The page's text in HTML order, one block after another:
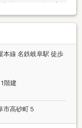
収納スペース有り◆
戸、リネン庫有り◆
)【2026年9月リフォ
チン・ユニットバ
床暖房パネル新規
本線 名鉄岐阜駅 徒歩
階建
市高砂町５